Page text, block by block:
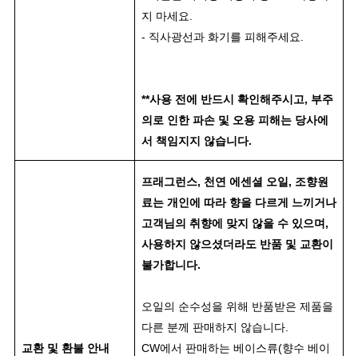
지 마세요.
- 직사광선과 화기를 피해주세요.
**사용 전에 반드시 확인해주시고, 부주
의로 인한 파손 및 오용 피해는 당사에
서 책임지지 않습니다.
교환 및 환불 안내
프래그런스, 천연 에센셜 오일, 조향원
료는 개인에 따라 향을 다르게 느끼거나
고객님의 취향에 맞지 않을 수 있으며,
사용하지 않으셨더라도 반품 및 교환이
불가합니다.
오일의 순수성을 위해 반품받은 제품을
다른 분께 판매하지 않습니다.
CW에서 판매하는 베이스류(향수 베이